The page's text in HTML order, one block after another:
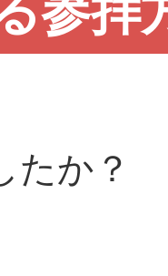
参拝
たか？